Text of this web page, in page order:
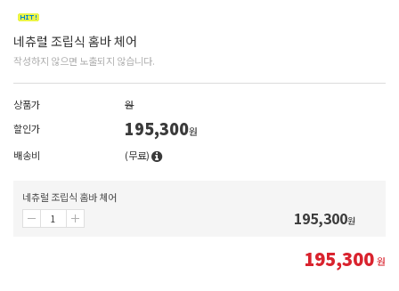
네츄럴 조립식 홈바 체어
작성하지 않으면 노출되지 않습니다.
상품가
원
할인가
195,300원
배송비
(무료)
네츄럴 조립식 홈바 체어
195,300원
195,300원